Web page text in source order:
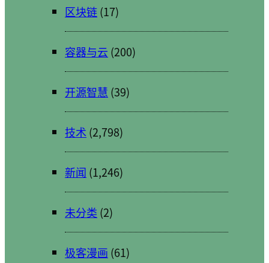
区块链(17)
容器与云 (200)
开源智慧 (39)
技术 (2,798)
新闻 (1,246)
未分类 (2)
极客漫画 (61)